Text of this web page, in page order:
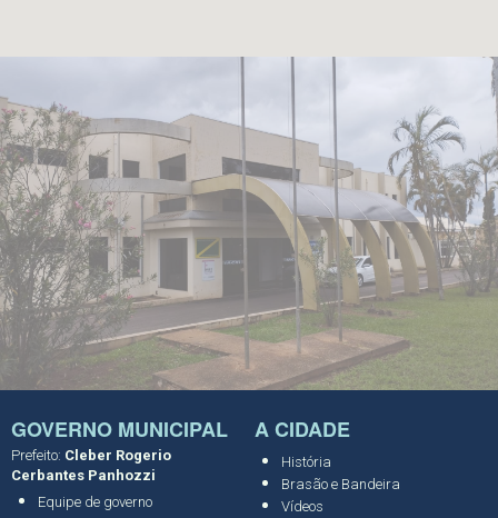
GOVERNO MUNICIPAL
Prefeito: Cleber Rogerio
Cerbantes Panhozzi
Equipe de governo
A CIDADE
História
Brasão e Bandeira
Vídeos